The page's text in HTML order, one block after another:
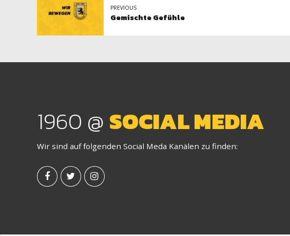
PREVIOUS
Gemischte Gefühle
1960 @ SOCIAL MEDIA
Wir sind auf folgenden Social Meda Kanälen zu finden: